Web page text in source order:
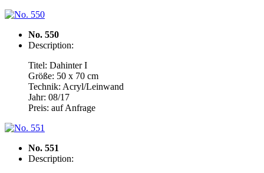
No. 550
Description:
Titel: Dahinter I
Größe: 50 x 70 cm
Technik: Acryl/Leinwand
Jahr: 08/17
Preis: auf Anfrage
No. 551
Description: